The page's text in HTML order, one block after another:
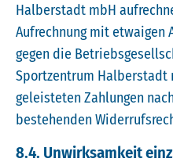
Halberstadt mbH
Aufrechnung mit etwaigen
gegen die
Sportzentrum Halberstadt
geleisteten Zahlungen
bestehenden
8.4. Unwirksamkeit